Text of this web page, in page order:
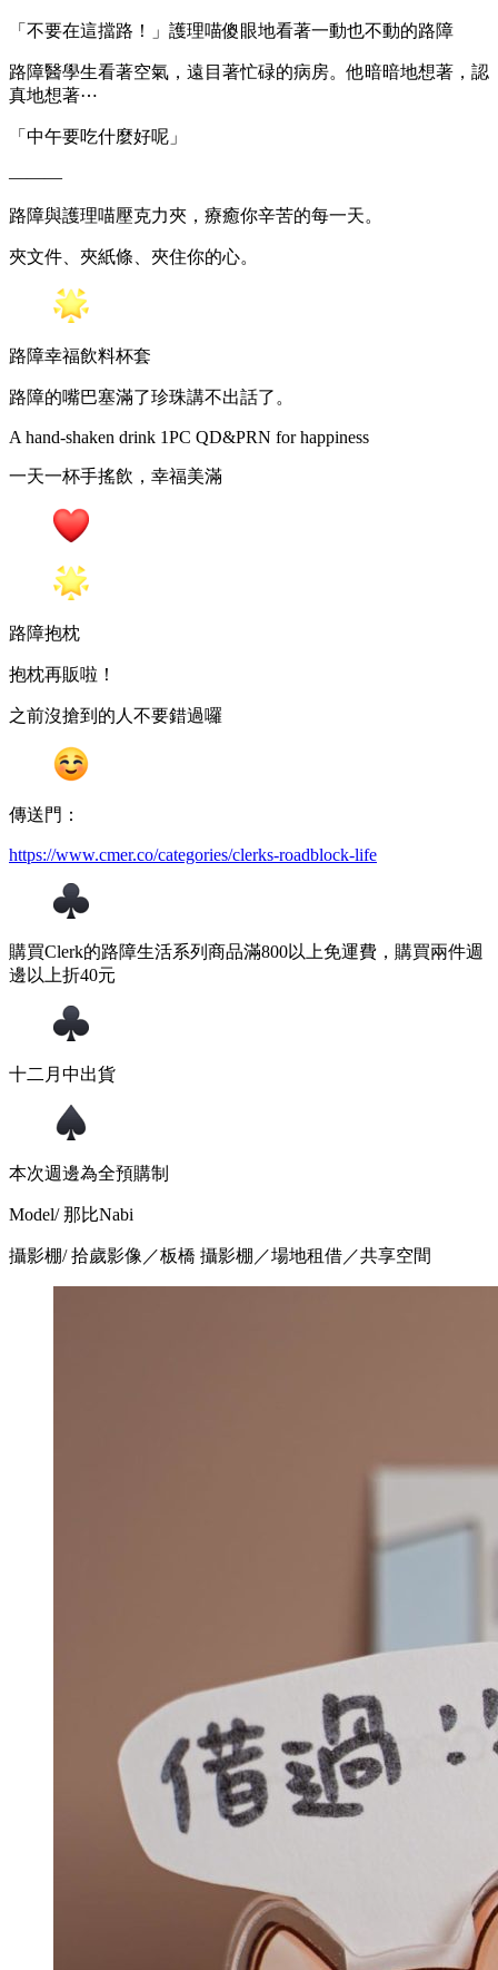
「不要在這擋路！」護理喵傻眼地看著一動也不動的路障
路障醫學生看著空氣，遠目著忙碌的病房。他暗暗地想著，認
真地想著⋯
「中午要吃什麼好呢」
———
路障與護理喵壓克力夾，療癒你辛苦的每一天。
夾文件、夾紙條、夾住你的心。
路障幸福飲料杯套
路障的嘴巴塞滿了珍珠講不出話了。
A hand-shaken drink 1PC QD&PRN for happiness
一天一杯手搖飲，幸福美滿
路障抱枕
抱枕再販啦！
之前沒搶到的人不要錯過囉
傳送門：
https://www.cmer.co/categories/clerks-roadblock-life
購買Clerk的路障生活系列商品滿800以上免運費，購買兩件週
邊以上折40元
十二月中出貨
本次週邊為全預購制
Model/ 那比Nabi
攝影棚/ 拾歲影像／板橋 攝影棚／場地租借／共享空間